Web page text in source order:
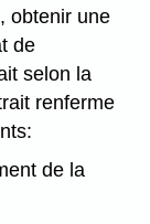
obtenir une
de
selon la
renferme
de la